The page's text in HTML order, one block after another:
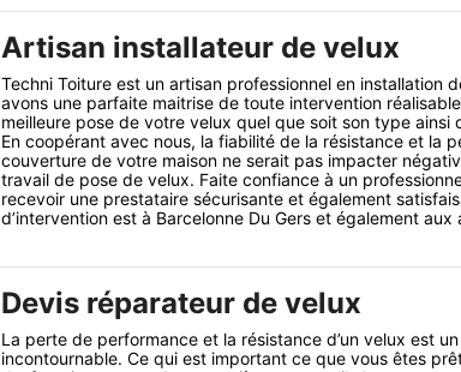
Artisan installateur de velux
Techni Toiture est un artisan professionnel en installation
avons une parfaite maitrise de toute intervention
meilleure pose de votre velux quel que soit son type ainsi
En coopérant avec nous, la fiabilité de la résistance et la
couverture de votre maison ne serait pas impacter
travail de pose de velux. Faite confiance à un
recevoir une prestataire sécurisante et également
d’intervention est à Barcelonne Du Gers et également aux
Devis réparateur de velux
La perte de performance et la résistance d’un velux est
incontournable. Ce qui est important ce que vous êtes